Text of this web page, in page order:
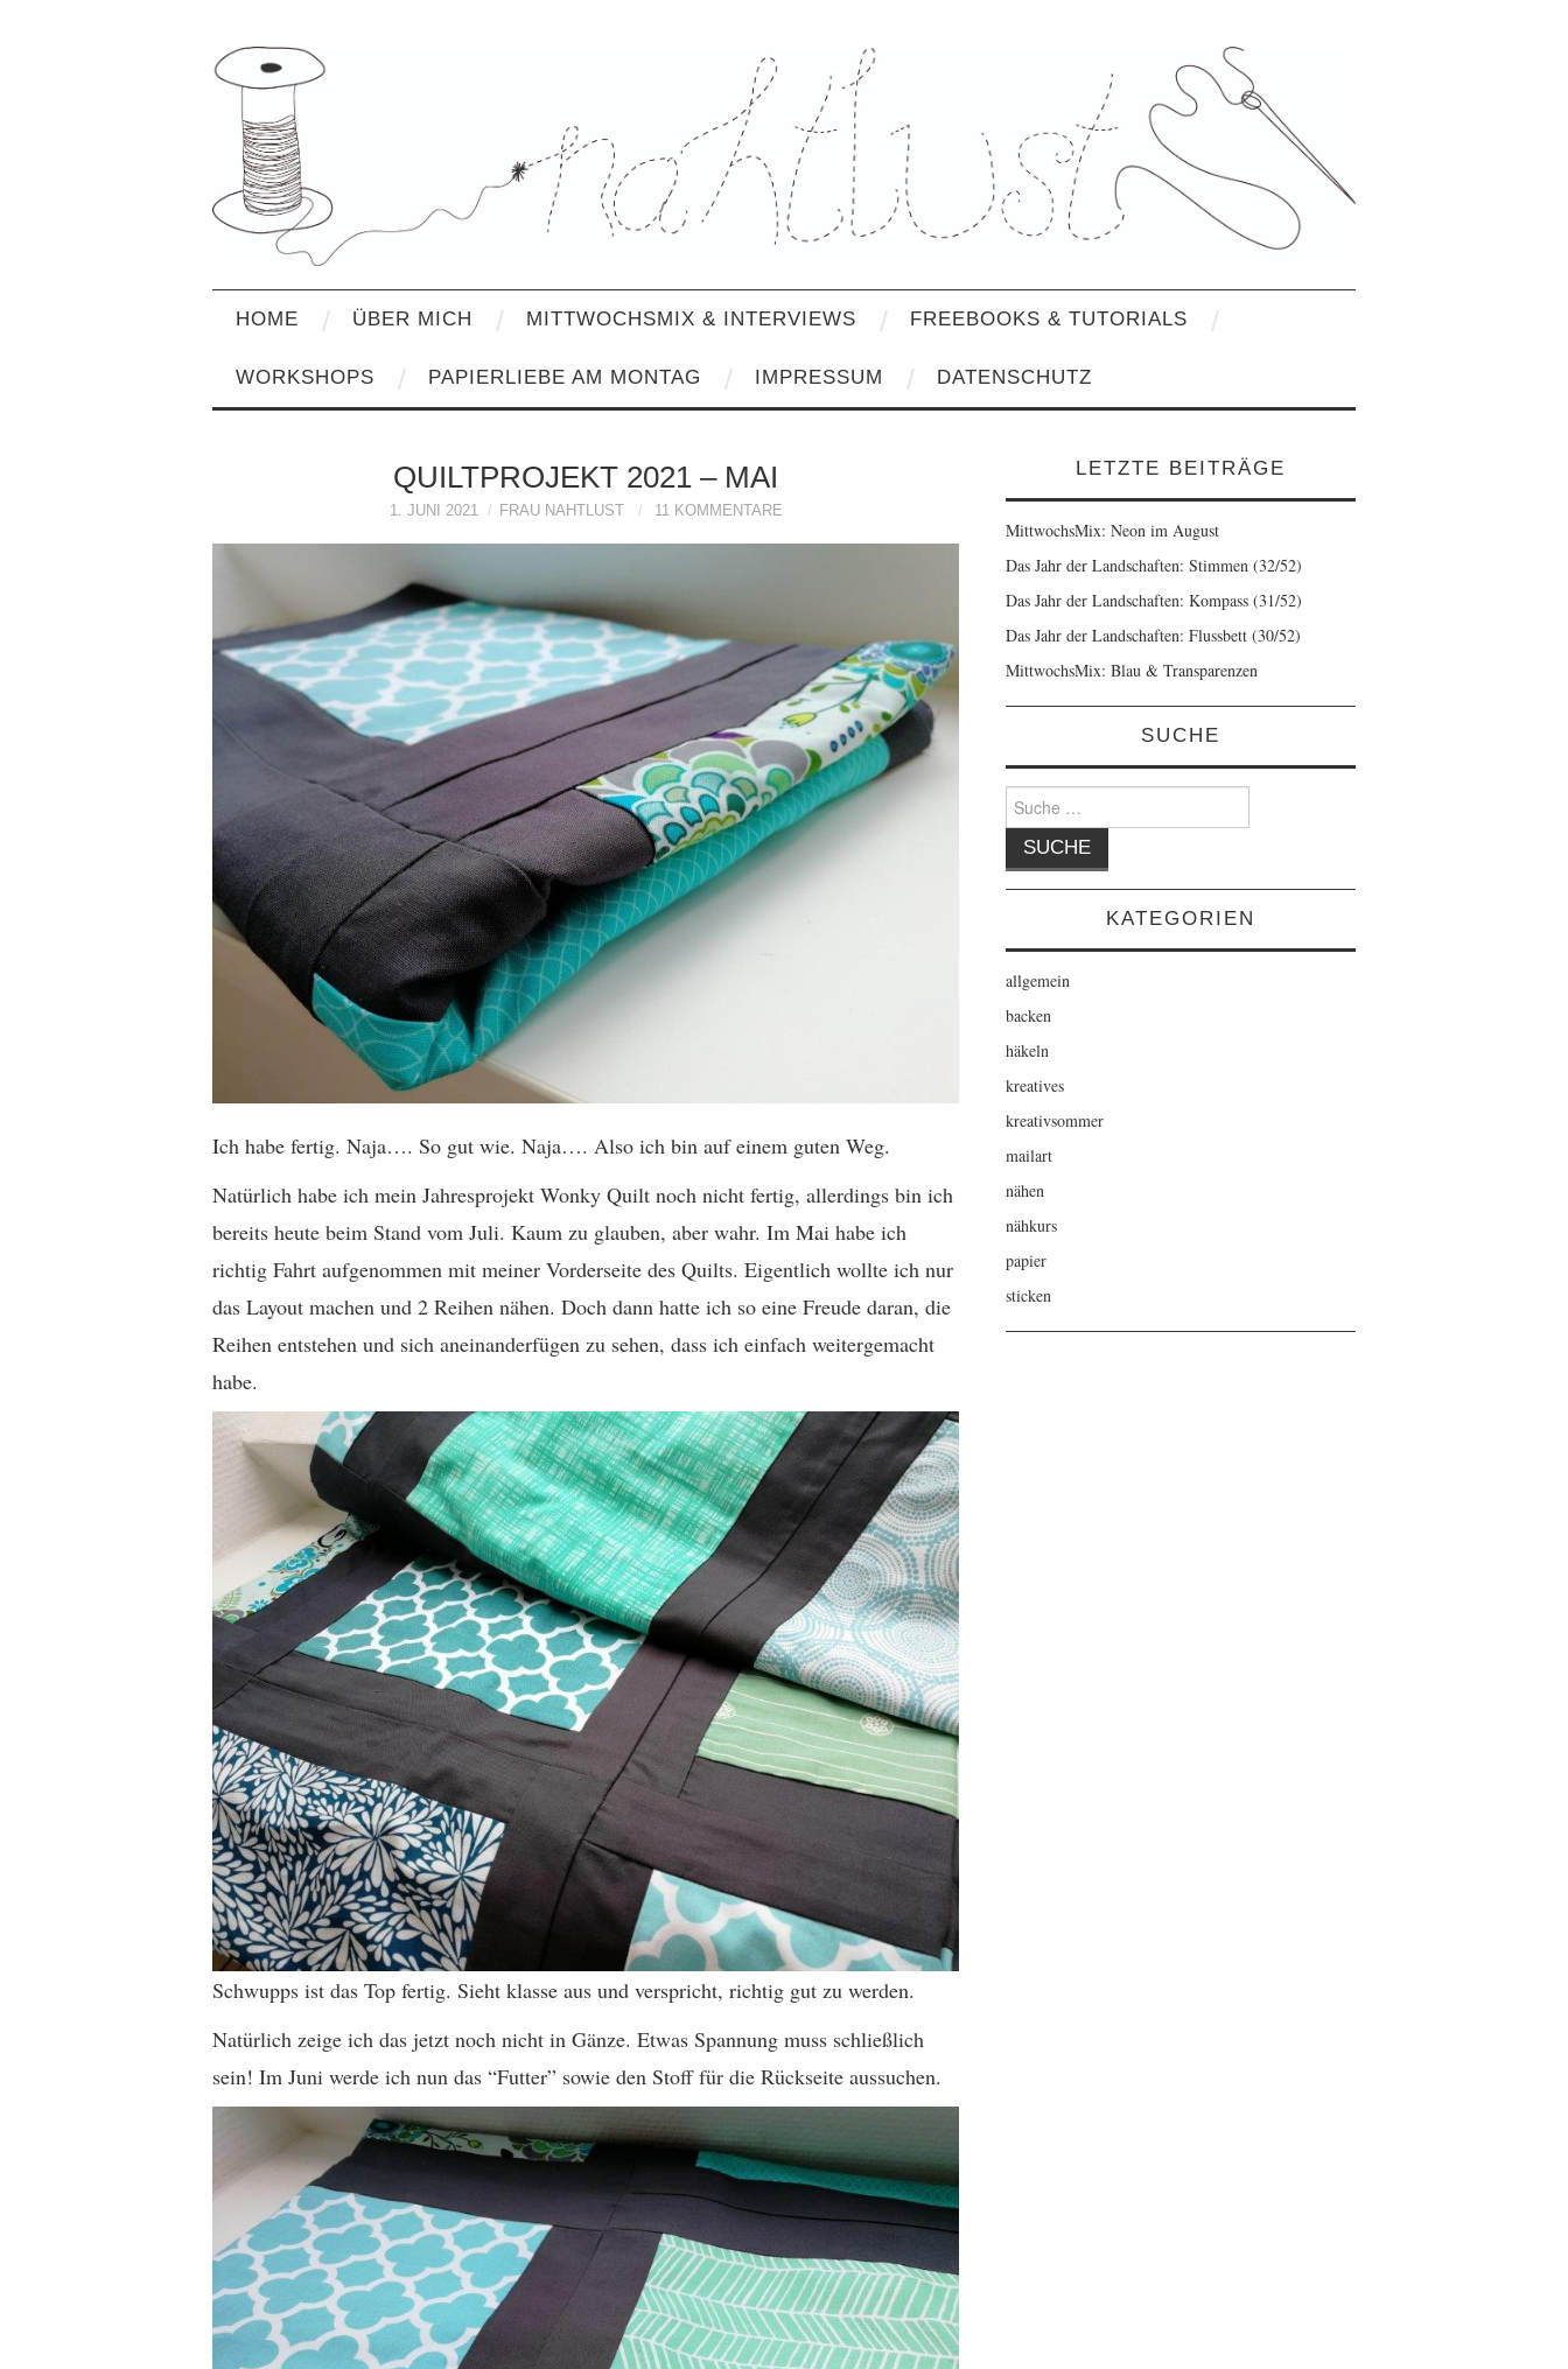
HOME ÜBER MICH MITTWOCHSMIX & INTERVIEWS FREEBOOKS & TUTORIALS
WORKSHOPS PAPIERLIEBE AM MONTAG IMPRESSUM DATENSCHUTZ
QUILTPROJEKT 2021 – MAI
1. JUNI 2021 FRAU NAHTLUST 11 KOMMENTARE
Ich habe fertig. Naja…. So gut wie. Naja…. Also ich bin auf einem guten Weg.
Natürlich habe ich mein Jahresprojekt Wonky Quilt noch nicht fertig, allerdings bin ich
bereits heute beim Stand vom Juli. Kaum zu glauben, aber wahr. Im Mai habe ich
richtig Fahrt aufgenommen mit meiner Vorderseite des Quilts. Eigentlich wollte ich nur
das Layout machen und 2 Reihen nähen. Doch dann hatte ich so eine Freude daran, die
Reihen entstehen und sich aneinanderfügen zu sehen, dass ich einfach weitergemacht
habe.
Schwupps ist das Top fertig. Sieht klasse aus und verspricht, richtig gut zu werden.
Natürlich zeige ich das jetzt noch nicht in Gänze. Etwas Spannung muss schließlich
sein! Im Juni werde ich nun das “Futter” sowie den Stoff für die Rückseite aussuchen.
LETZTE BEITRÄGE
MittwochsMix: Neon im August
Das Jahr der Landschaften: Stimmen (32/52)
Das Jahr der Landschaften: Kompass (31/52)
Das Jahr der Landschaften: Flussbett (30/52)
MittwochsMix: Blau & Transparenzen
SUCHE
Suche
nach:
KATEGORIEN
allgemein
backen
häkeln
kreatives
kreativsommer
mailart
nähen
nähkurs
papier
sticken